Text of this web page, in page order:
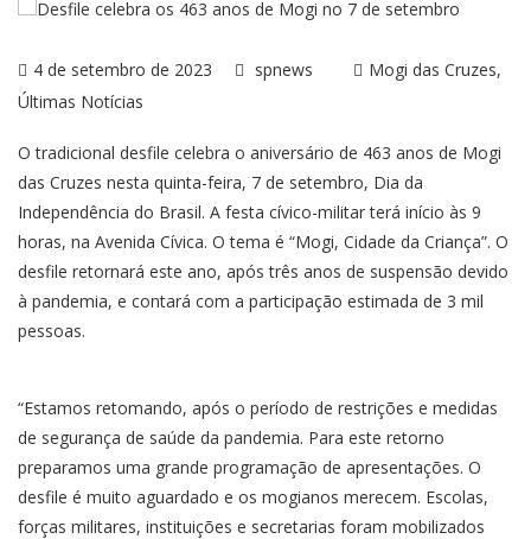
4 de setembro de 2023 spnews
Mogi das Cruzes
Últimas Notícias
O tradicional desfile celebra o aniversário de 463 anos de Mogi
das Cruzes nesta quinta-feira, 7 de setembro, Dia da
Independência do Brasil. A festa cívico-militar terá início às 9
horas, na Avenida Cívica. O tema é “Mogi, Cidade da Criança”. O
desfile retornará este ano, após três anos de suspensão devido
à pandemia, e contará com a participação estimada de 3 mil
pessoas.
“Estamos retomando, após o período de restrições e medidas
de segurança de saúde da pandemia. Para este retorno
preparamos uma grande programação de apresentações. O
desfile é muito aguardado e os mogianos merecem. Escolas,
forças militares, instituições e secretarias foram mobilizados